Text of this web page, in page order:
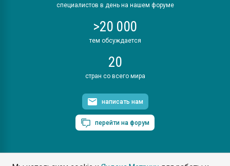
специалистов в день на нашем форуме
>20 000
тем обсуждается
20
стран со всего мира
написать нам
перейти на форум